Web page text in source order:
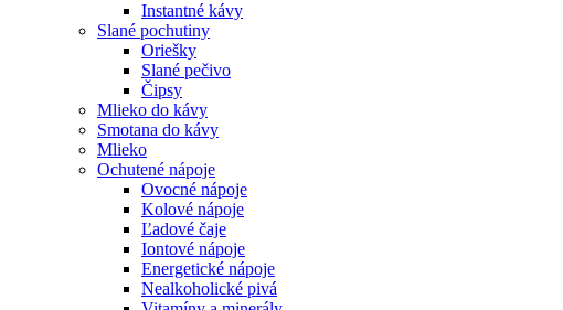
Instantné kávy
Slané pochutiny
Oriešky
Slané pečivo
Čipsy
Mlieko do kávy
Smotana do kávy
Mlieko
Ochutené nápoje
Ovocné nápoje
Kolové nápoje
Ľadové čaje
Iontové nápoje
Energetické nápoje
Nealkoholické pivá